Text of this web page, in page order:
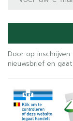
Door op
nieuwsbrief en